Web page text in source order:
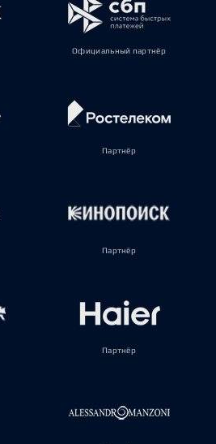
Официальный партнёр
Партнёр
Партнёр
Партнёр